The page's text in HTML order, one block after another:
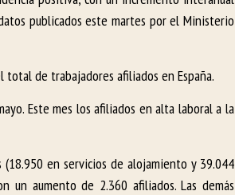
publicados este martes por el Ministerio
de trabajadores afiliados en España.
Este mes los afiliados en alta laboral a la
en servicios de alojamiento y 39.044
un aumento de 2.360 afiliados. Las demás